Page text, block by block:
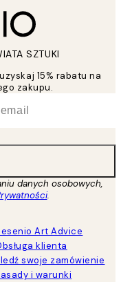
SZTUKI
15% rabatu na
zakupu.
danych osobowych,
.
Art Advice
klienta
swoje zamówienie
i warunki